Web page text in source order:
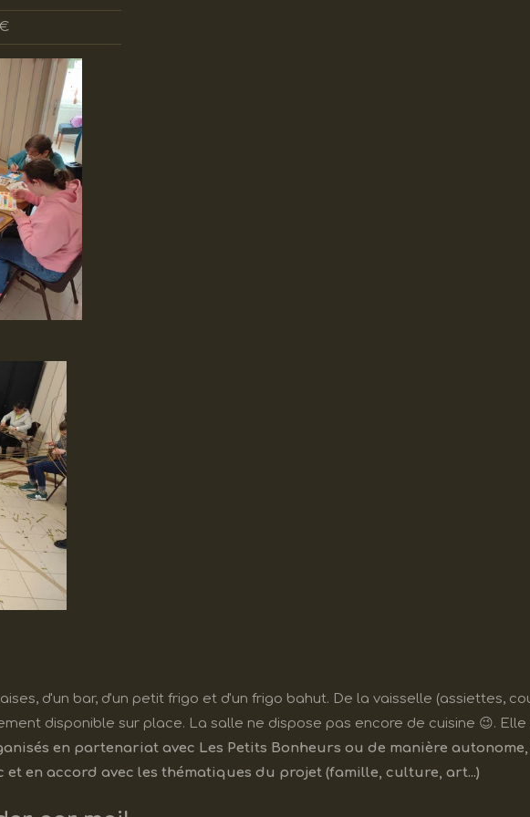
d'un bar, d'un petit frigo et d'un frigo bahut. De la vaisselle (assiettes,
disponible sur place. La salle ne dispose pas encore de cuisine 😉.
en partenariat avec Les Petits Bonheurs ou de manière
en accord avec les thématiques du projet (famille, culture, art...)